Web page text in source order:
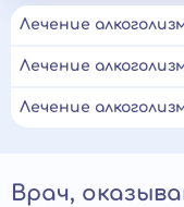
Лечение
Лечение
Лечение
Врач,